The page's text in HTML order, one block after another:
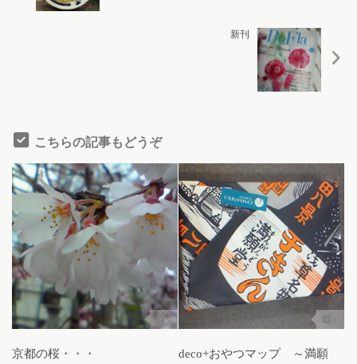
新刊
こちらの記事もどうぞ
0
京都の桜・・・
deco+おやつマップ ～満願